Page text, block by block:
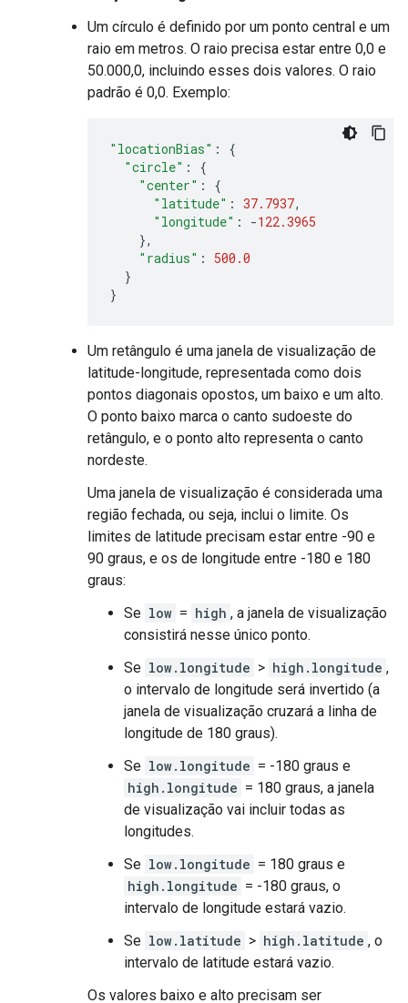
Um círculo é definido por um ponto central e um
raio em metros. O raio precisa estar entre 0,0 e
50.000,0, incluindo esses dois valores. O raio
padrão é 0,0. Exemplo:
"locationBias" :
{
"circle" :
{
"center" :
{
"latitude" : 37.7937,
"longitude" : -122.3965
},
"radius" :
500.0
}
}
Um retângulo é uma janela de visualização de
latitude-longitude, representada como dois
pontos diagonais opostos, um baixo e um alto.
O ponto baixo marca o canto sudoeste do
retângulo, e o ponto alto representa o canto
nordeste.
Uma janela de visualização é considerada uma
região fechada, ou seja, inclui o limite. Os
limites de latitude precisam estar entre -90 e
90 graus, e os de longitude entre -180 e 180
graus:
Se low = high , a janela de visualização
consistirá nesse único ponto.
Se low.longitude > high.longitude ,
o intervalo de longitude será invertido (a
janela de visualização cruzará a linha de
longitude de 180 graus).
Se low.longitude = -180 graus e
high.longitude = 180 graus, a janela
de visualização vai incluir todas as
longitudes.
Se low.longitude = 180 graus e
high.longitude = -180 graus, o
intervalo de longitude estará vazio.
Se low.latitude > high.latitude , o
intervalo de latitude estará vazio.
Os valores baixo e alto precisam ser